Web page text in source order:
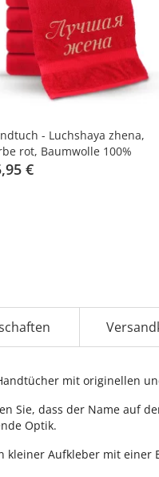
- Luchshaya zhena,
rot, Baumwolle 100%
€
mit originellen
Sie, dass der Name
Optik.
kleiner Aufkleber mit einer